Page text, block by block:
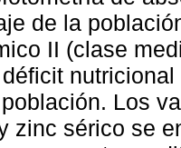
de la
II (clase
Los
zinc sérico se